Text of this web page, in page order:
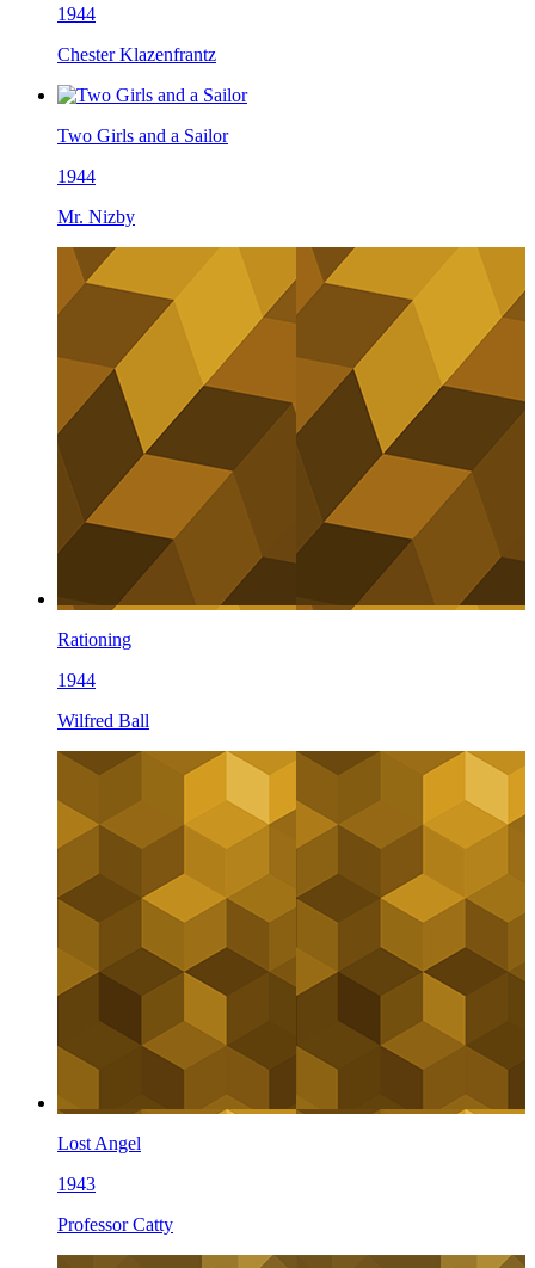
1944
Chester Klazenfrantz
Two Girls and a Sailor
1944
Mr. Nizby
Rationing
1944
Wilfred Ball
Lost Angel
1943
Professor Catty